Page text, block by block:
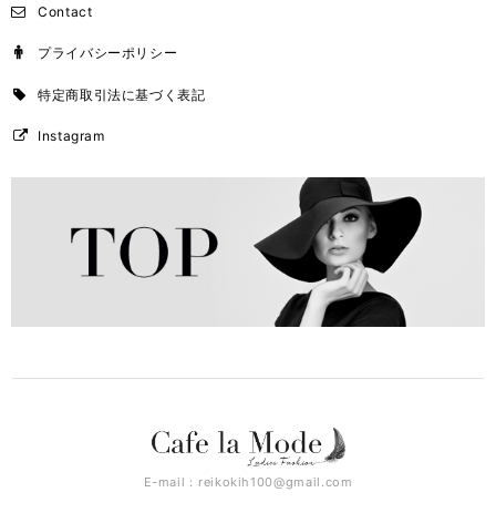
Contact
プライバシーポリシー
特定商取引法に基づく表記
Instagram
E-mail： reikokih100@gmail.com